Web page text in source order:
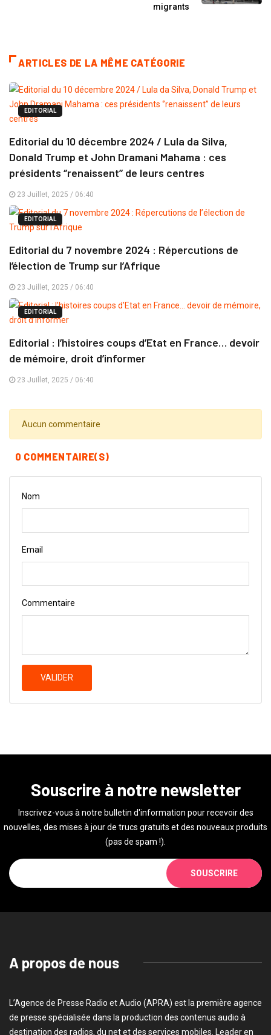
migrants
ARTICLES DE LA MÊME CATÉGORIE
EDITORIAL
Editorial du 10 décembre 2024 / Lula da Silva,
Donald Trump et John Dramani Mahama : ces
présidents ‘’renaissent’’ de leurs centres
23 Juillet, 2025 / 06:40
EDITORIAL
Editorial du 7 novembre 2024 : Répercutions de
l’élection de Trump sur l’Afrique
23 Juillet, 2025 / 06:40
EDITORIAL
Editorial : l’histoires coups d’Etat en France… devoir
de mémoire, droit d’informer
23 Juillet, 2025 / 06:40
Aucun commentaire
0 COMMENTAIRE(S)
Nom
Email
Commentaire
VALIDER
Souscrire à notre newsletter
Inscrivez-vous à notre bulletin d'information pour recevoir des
nouvelles, des mises à jour de trucs gratuits et des nouveaux produits
(pas de spam !).
SOUSCRIRE
A propos de nous
L’Agence de Presse Radio et Audio (APRA) est la première agence
de presse spécialisée dans la production des contenus audio à
destination des radios, du net et des services mobiles. Leader en